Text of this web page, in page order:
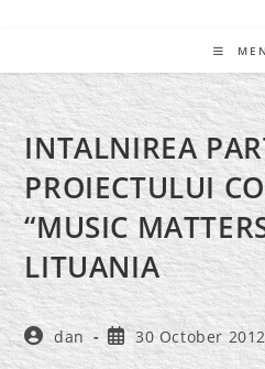
INTALNIREA
PROIECTULUI
“MUSIC
LITUANIA
Post
author:
dan
Post
published:
30 October 2012